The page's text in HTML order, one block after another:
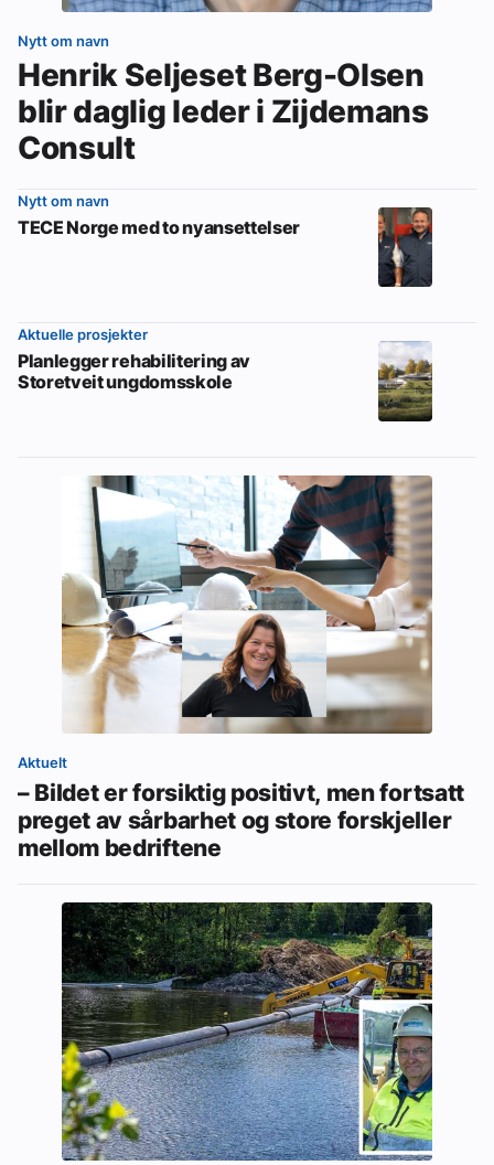
Nytt om navn
Henrik Seljeset Berg-Olsen
blir daglig leder i Zijdemans
Consult
Nytt om navn
TECE Norge med to nyansettelser
Aktuelle prosjekter
Planlegger rehabilitering av
Storetveit ungdomsskole
Aktuelt
– Bildet er forsiktig positivt, men fortsatt
preget av sårbarhet og store forskjeller
mellom bedriftene